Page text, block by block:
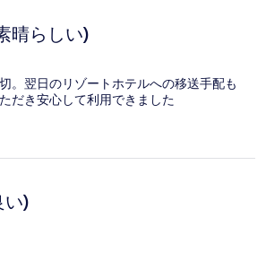
晴らしい)
。翌日のリゾートホテルへの移送手配も
だき安心して利用できました
い)